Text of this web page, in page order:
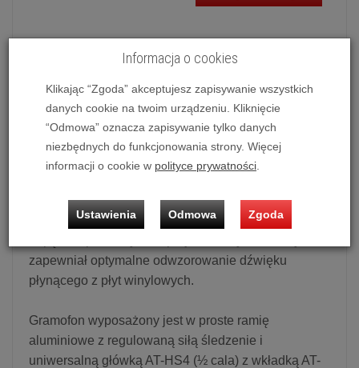
Możliwość zakupu produktu w bezpłatnym systemie
ratalnym 0% na 10 miesięcy lub specjalna oferta!
AT-LPW30TK jest w pełni manualnym gramofonem z
zapewniał optymalne odwzorowanie dźwięku
płynącego z płyt winylowych.
Gramofon wyposażony jest w proste ramię
aluminiowe z regulowaną siłą śledzenie i
uniwersalną główką AT-HS4 (½ cala) z wkładką AT-
Informacja o cookies
Klikając “Zgoda” akceptujesz zapisywanie wszystkich
danych cookie na twoim urządzeniu. Kliknięcie
“Odmowa” oznacza zapisywanie tylko danych
niezbędnych do funkcjonowania strony. Więcej
informacji o cookie w polityce prywatności
Ustawienia Odmowa Zgoda